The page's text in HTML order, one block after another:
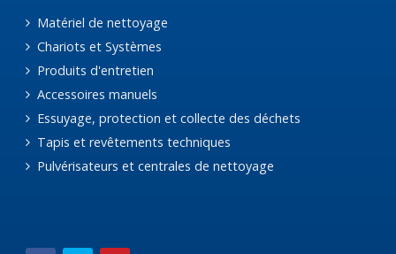
Matériel de nettoyage
Chariots et Systèmes
Produits d'entretien
Accessoires manuels
Essuyage, protection et collecte des déchets
Tapis et revêtements techniques
Pulvérisateurs et centrales de nettoyage